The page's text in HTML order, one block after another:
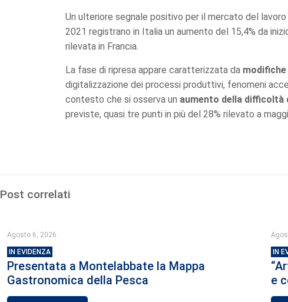
Un ulteriore segnale positivo per il mercato del lavoro
2021 registrano in Italia un aumento del 15,4% da
rilevata in Francia.
La fase di ripresa appare caratterizzata da
digitalizzazione dei processi produttivi, fenomeni
contesto che si osserva un aumento della difficoltà
previste, quasi tre punti in più del 28% rilevato a
Post correlati
Agosto 6, 2026
IN EVIDENZA
Presentata a Montelabbate la Mappa
Gastronomica della Pesca
IN
e